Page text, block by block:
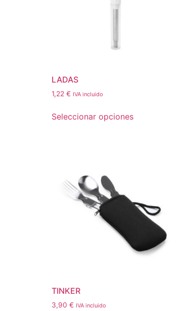
LADAS
1,22 € IVA incluido
Seleccionar opciones
TINKER
3,90 € IVA incluido